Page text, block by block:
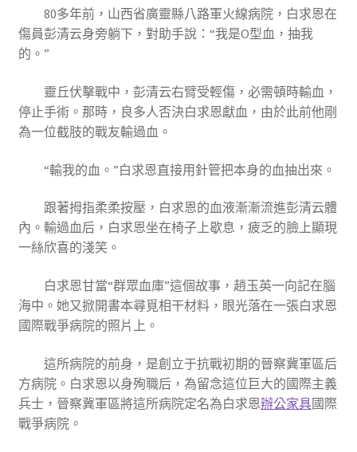
80多年前，山西省廣靈縣八路軍火線病院，白求恩在
傷員彭清云身旁躺下，對助手說：“我是O型血，抽我
的。”
靈丘伏擊戰中，彭清云右臂受輕傷，必需頓時輸血，
停止手術。那時，良多人否決白求恩獻血，由於此前他剛
為一位截肢的戰友輸過血。
“輸我的血。”白求恩直接用針管把本身的血抽出來。
跟著拇指柔柔按壓，白求恩的血液漸漸流進彭清云體
內。輸過血后，白求恩坐在椅子上歇息，疲乏的臉上顯現
一絲欣喜的淺笑。
白求恩甘當“群眾血庫”這個故事，趙玉英一向記在腦
海中。她又掀開書本尋覓相干材料，眼光落在一張白求恩
國際戰爭病院的照片上。
這所病院的前身，是創立于抗戰初期的晉察冀軍區后
方病院。白求恩以身殉職后，為留念這位巨大的國際主義
兵士，晉察冀軍區將這所病院定名為白求恩辦公家具國際
戰爭病院。